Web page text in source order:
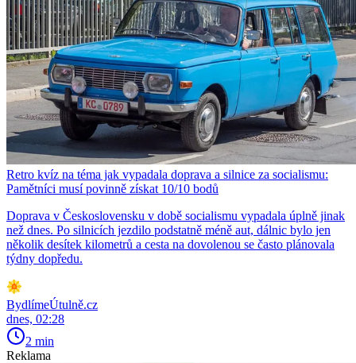
Retro kvíz na téma jak vypadala doprava a silnice za socialismu:
Pamětníci musí povinně získat 10/10 bodů
Doprava v Československu v době socialismu vypadala úplně jinak
než dnes. Po silnicích jezdilo podstatně méně aut, dálnic bylo jen
několik desítek kilometrů a cesta na dovolenou se často plánovala
týdny dopředu.
BydlímeÚtulně.cz
dnes, 02:28
2 min
Reklama